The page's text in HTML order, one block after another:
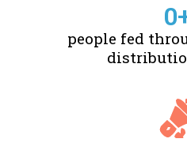
people fed
0